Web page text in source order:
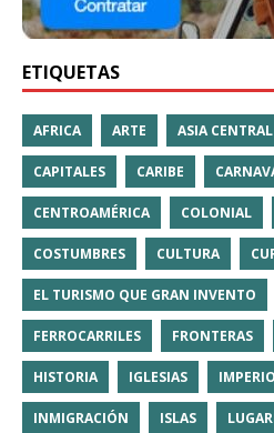
ETIQUETAS
AFRICA ARTE ASIA CENTRAL
CAPITALES CARIBE
CENTROAMÉRICA COLONIAL
COSTUMBRES CULTURA
EL TURISMO QUE GRAN INVENTO
FERROCARRILES FRONTERAS
HISTORIA IGLESIAS
INMIGRACIÓN ISLAS